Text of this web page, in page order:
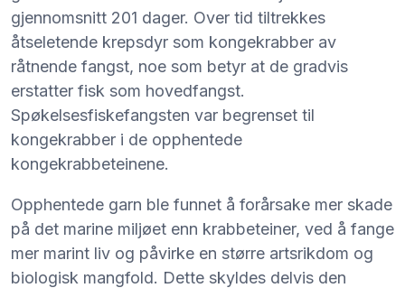
gjennomsnitt 201 dager. Over tid tiltrekkes
åtseletende krepsdyr som kongekrabber av
råtnende fangst, noe som betyr at de gradvis
erstatter fisk som hovedfangst.
Spøkelsesfiskefangsten var begrenset til
kongekrabber i de opphentede
kongekrabbeteinene.
Opphentede garn ble funnet å forårsake mer skade
på det marine miljøet enn krabbeteiner, ved å fange
mer marint liv og påvirke en større artsrikdom og
biologisk mangfold. Dette skyldes delvis den